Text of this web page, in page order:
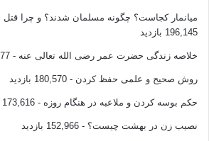
میانمار کجاست؟ چگونه مسلمان شدند؟ و چرا
196,145 بازدید
خلاصه زندگی حضرت عمر رضی الله تعالی عنه - 185,477 بازدید
روش صحیح و علمی حفظ کردن - 180,570 بازدید
حکم بوسه کردن و ملاعبه در هنگام روزه - 173,616 بازدید
نصیب زن در بهشت چیست؟ - 152,966 بازدید